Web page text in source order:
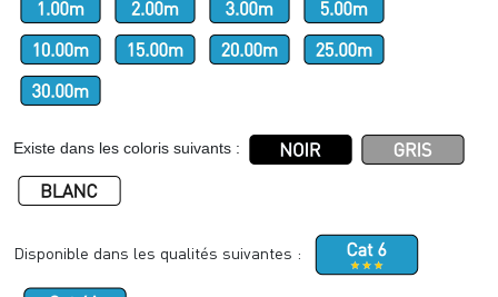
Existe dans les coloris suivants :
Disponible dans les qualités suivantes :